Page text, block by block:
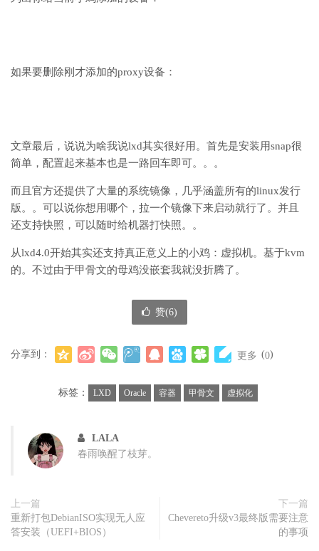
如果要删除刚才添加的proxy设备：
文章最后，说说为啥我说lxd其实很好用。首先是安装用snap很
简单，配置起来基本也是一路回车即可。。。
而且官方还提供了大量的系统镜像，几乎涵盖所有的linux发行
版。。可以说你想用哪个，拉一个镜像下来启动就行了。并且
还支持快照，可以随时给机器打快照。。
从lxd4.0开始其实还支持真正意义上的小鸡：虚拟机。基于kvm
的。不过由于甲骨文的母鸡没嵌套我就没折腾了。
赞(6)
分享到： 更多 (0)
标签： LXD Oracle 容器 甲骨文 虚拟化
LALA
春雨唤醒了枝芽。
上一篇
重新打包DebianISO实现无人应
答安装（UEFI+BIOS）
下一篇
Chevereto升级v3最终版需要注意
的事项